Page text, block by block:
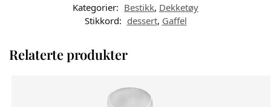
Kategorier: Bestikk, Dekketøy
Stikkord: dessert, Gaffel
Relaterte produkter